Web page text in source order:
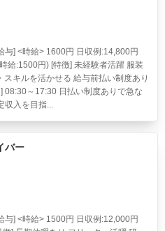
与] <時給> 1600円 日収例:14,800円
給:1500円) [特徴] 未経験者活躍 服装
キルを活かせる 給与前払い制度あり
08:30～17:30 日払い制度ありで急な
収入を目指...
バー
与] <時給> 1500円 日収例:12,000円